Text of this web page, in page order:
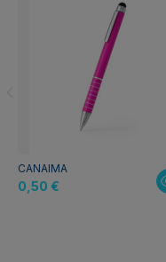
CANAIMA
0,50 €